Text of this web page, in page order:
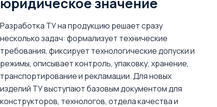
Разработка ТУ на продукцию решает сразу
несколько задач: формализует технические
требования, фиксирует технологические допуски и
режимы, описывает контроль, упаковку, хранение,
транспортирование и рекламации. Для новых
изделий ТУ выступают базовым документом для
конструкторов, технологов, отдела качества и